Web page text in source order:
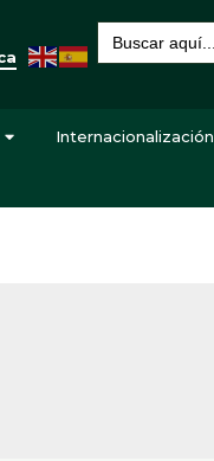
Buscar:
Internacionalización